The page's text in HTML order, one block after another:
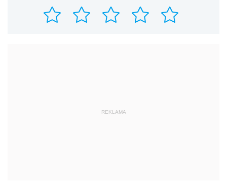
REKLAMA